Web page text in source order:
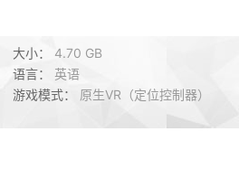
大小： 4.70 GB
语言： 英语
游戏模式： 原生VR（定位控制器）